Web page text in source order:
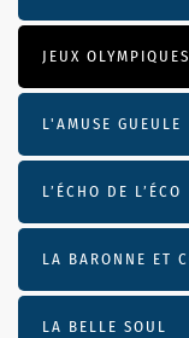
JEUX
L'AMUSE GUEULE
L’ÉCHO DE L’ÉCO
LA BARONNE ET
LA BELLE SOUL